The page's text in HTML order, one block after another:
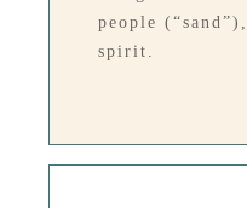
people
spirit.